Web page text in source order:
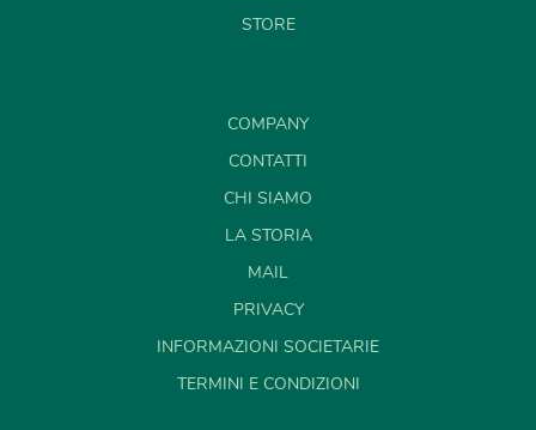
STORE
COMPANY
CONTATTI
CHI SIAMO
LA STORIA
MAIL
PRIVACY
INFORMAZIONI SOCIETARIE
TERMINI E CONDIZIONI